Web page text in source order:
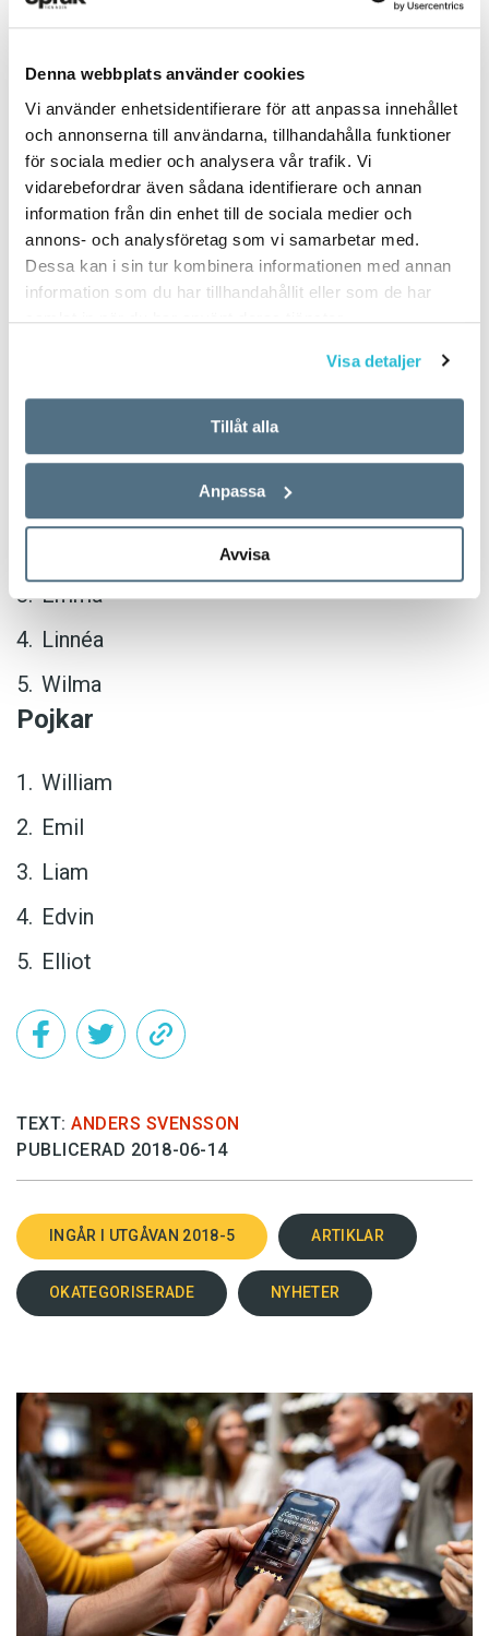
Denna webbplats använder cookies
Vi använder enhetsidentifierare för att anpassa innehållet
och annonserna till användarna, tillhandahålla funktioner
för sociala medier och analysera vår trafik. Vi
vidarebefordrar även sådana identifierare och annan
information från din enhet till de sociala medier och
annons- och analysföretag som vi samarbetar med.
Dessa kan i sin tur kombinera informationen med annan
information som du har tillhandahållit eller som de har
samlat in när du har använt deras tjänster.
Visa detaljer
Tillåt alla
Anpassa
Avvisa
5 vanligaste
svenskspråkiga första
förnamnen för nyfödda
i Finland 2017
Emma
Linnéa
Wilma
Pojkar
William
Emil
Liam
Edvin
Elliot
TEXT: ANDERS SVENSSON
PUBLICERAD 2018-06-14
INGÅR I UTGÅVAN 2018-5 ARTIKLAR
OKATEGORISERADE NYHETER